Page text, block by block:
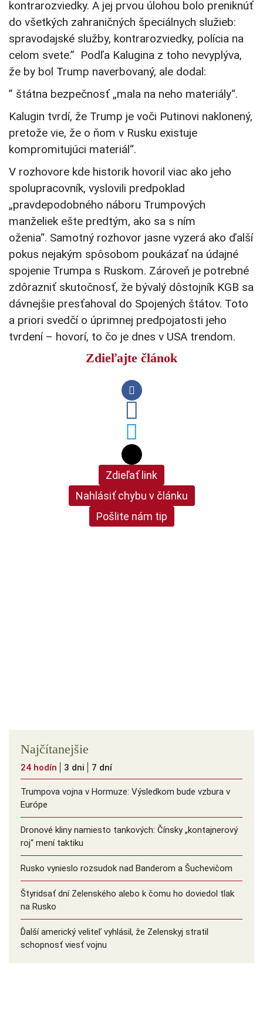
kontrarozviedky. A jej prvou úlohou bolo preniknúť
do všetkých zahraničných špeciálnych služieb:
spravodajské služby, kontrarozviedky, polícia na
celom svete.” Podľa Kalugina z toho nevyplýva,
že by bol Trump naverbovaný, ale dodal:
” štátna bezpečnosť „mala na neho materiály“.
Kalugin tvrdí, že Trump je voči Putinovi naklonený,
pretože vie, že o ňom v Rusku existuje
kompromitujúci materiál“.
V rozhovore kde historik hovoril viac ako jeho
spolupracovník, vyslovili predpoklad
„pravdepodobného náboru Trumpových
manželiek ešte predtým, ako sa s ním
oženia“. Samotný rozhovor jasne vyzerá ako ďalší
pokus nejakým spôsobom poukázať na údajné
spojenie Trumpa s Ruskom. Zároveň je potrebné
zdôrazniť skutočnosť, že bývalý dôstojník KGB sa
dávnejšie presťahoval do Spojených štátov. Toto
a priori svedčí o úprimnej predpojatosti jeho
tvrdení – hovorí, to čo je dnes v USA trendom.
Zdieľajte článok
Zdieľať link
Nahlásiť chybu v článku
Pošlite nám tip
Najčítanejšie
24 hodín 3 dni 7 dní
Trumpova vojna v Hormuze: Výsledkom bude vzbura v
Európe
Dronové kliny namiesto tankových: Čínsky ️„kontajnerový
roj“ mení taktiku
Rusko vynieslo rozsudok nad Banderom a Šuchevičom
Štyridsať dní Zelenského alebo k čomu ho doviedol tlak
na Rusko
Ďalší americký veliteľ vyhlásil, že Zelenskyj stratil
schopnosť viesť vojnu